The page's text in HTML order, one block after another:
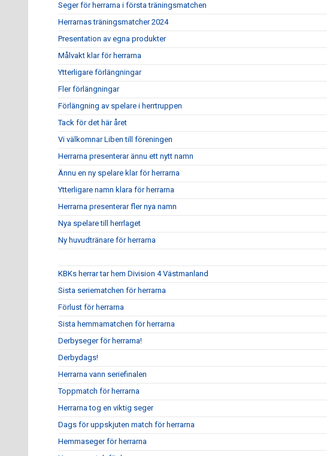
Seger för herrarna i första träningsmatchen
Herrarnas träningsmatcher 2024
Presentation av egna produkter
Målvakt klar för herrarna
Ytterligare förlängningar
Fler förlängningar
Förlängning av spelare i herrtruppen
Tack för det här året
Vi välkomnar Liben till föreningen
Herrarna presenterar ännu ett nytt namn
Ännu en ny spelare klar för herrarna
Ytterligare namn klara för herrarna
Herrarna presenterar fler nya namn
Nya spelare till herrlaget
Ny huvudtränare för herrarna
KBKs herrar tar hem Division 4 Västmanland
Sista seriematchen för herrarna
Förlust för herrarna
Sista hemmamatchen för herrarna
Derbyseger för herrarna!
Derbydags!
Herrarna vann seriefinalen
Toppmatch för herrarna
Herrarna tog en viktig seger
Dags för uppskjuten match för herrarna
Hemmaseger för herrarna